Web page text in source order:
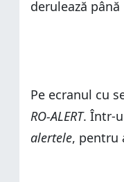
Ce părere ai
derulează
Pe ecranul cu
RO-ALERT. Într-
alertele, pentru